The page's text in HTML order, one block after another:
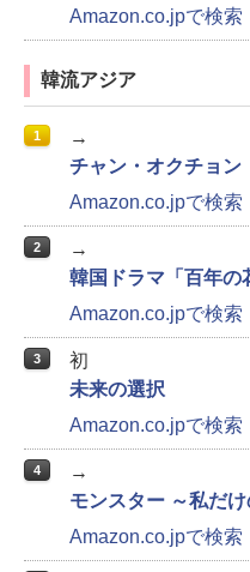
Amazon.co.jpで検索
韓流アジア
1
→
チャン・オクチョン
Amazon.co.jpで検索
2
→
韓国ドラマ「百年の
Amazon.co.jpで検索
3
初
未来の選択
Amazon.co.jpで検索
4
→
モンスター ～私だ
Amazon.co.jpで検索